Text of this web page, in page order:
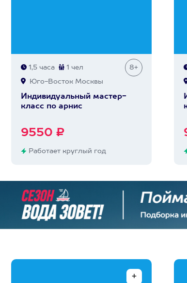
1,5 часа 1 чел 8+
Юго-Восток Москвы
Индивидуальный мастер-
класс по арнис
9550 ₽
Работает круглый год